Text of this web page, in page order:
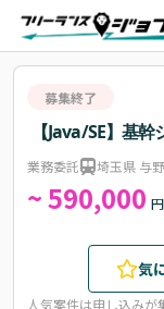
募集終了
【Java/SE】基
業務委託 埼玉県 与
~ 590,000
気
人気案件は申し込みが